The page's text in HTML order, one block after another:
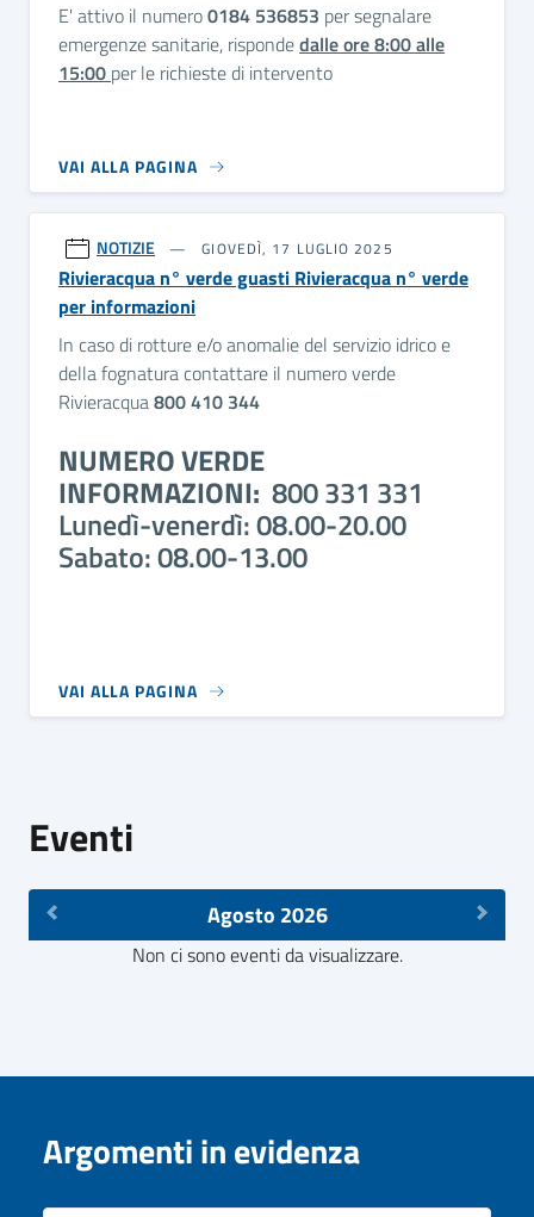
E' attivo il numero0184 536853 per segnalare
emergenze sanitarie, rispondedalle ore 8:00 alle
15:00 per le richieste di intervento
VAI ALLA PAGINA
NOTIZIE GIOVEDÌ, 17 LUGLIO 2025
Rivieracqua n° verde guasti Rivieracqua n° verde
per informazioni
In caso di rotture e/o anomalie del servizio idrico e
della fognatura contattare il numero verde
Rivieracqua800 410 344
NUMERO VERDE
INFORMAZIONI: 800 331 331
Lunedì-venerdì: 08.00-20.00
Sabato: 08.00-13.00
VAI ALLA PAGINA
Eventi
Agosto 2026
Non ci sono eventi da visualizzare.
Argomenti in evidenza